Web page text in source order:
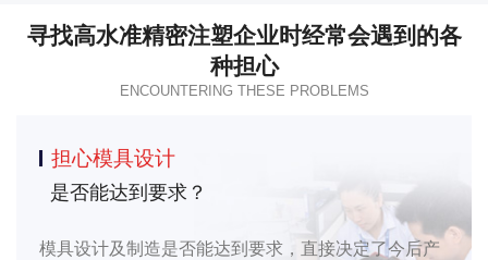
寻找高水准精密注塑企业时经常会遇到的各
种担心
ENCOUNTERING THESE PROBLEMS
担心模具设计
是否能达到要求？
模具设计及制造是否能达到要求，直接决定了今后产